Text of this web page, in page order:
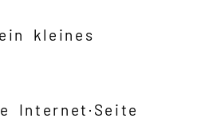
kleines
Internet·Seite